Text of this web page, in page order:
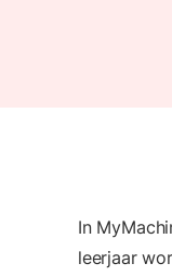
In
leerjaar